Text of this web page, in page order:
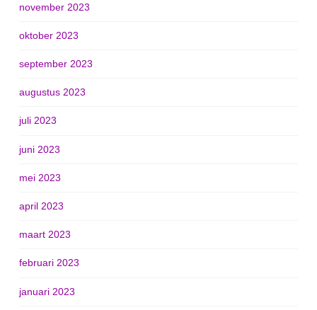
november 2023
oktober 2023
september 2023
augustus 2023
juli 2023
juni 2023
mei 2023
april 2023
maart 2023
februari 2023
januari 2023